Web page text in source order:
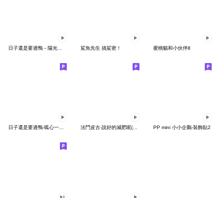
鯊魚先生 搞鯊密！ 蜜桃貓和小伙伴8
日子還是要過鴨-呱心一下鴨 法鬥皮古-說好的減肥呢(第15彈) PP mini 小小企鵝-裝飾貼2